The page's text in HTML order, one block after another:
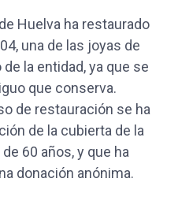
Huelva ha restaurado
una de las joyas de
la entidad, ya que se
que conserva.
de restauración se ha
de la cubierta de la
60 años, y que ha
donación anónima.